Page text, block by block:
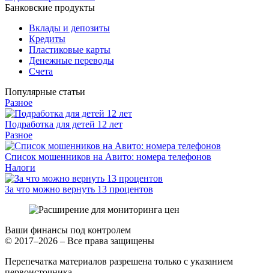
Банковские продукты
Вклады и депозиты
Кредиты
Пластиковые карты
Денежные переводы
Счета
Популярные статьи
Разное
Подработка для детей 12 лет
Разное
Список мошенников на Авито: номера телефонов
Налоги
За что можно вернуть 13 процентов
Ваши финансы под контролем
© 2017–2026 – Все права защищены
Перепечатка материалов разрешена только с указанием